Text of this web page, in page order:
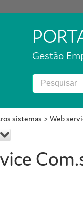
Gestão
sistemas > Web